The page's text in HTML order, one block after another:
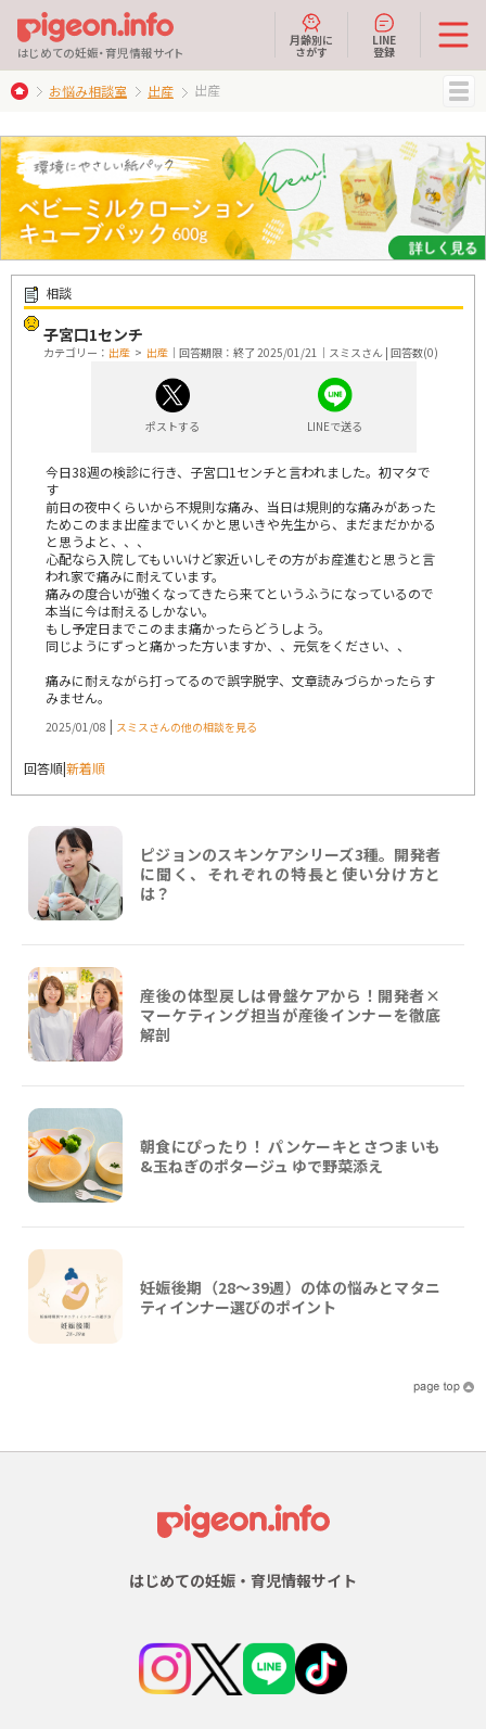
はじめての妊娠・育児情報サイト
月齢別に
さがす
LINE
登録
お悩み相談室 出産 出産
相談
子宮口1センチ
カテゴリー： 出産 > 出産 ｜回答期限：終了 2025/01/21｜スミスさん | 回答数(0)
ポストする LINEで送る
今日38週の検診に行き、子宮口1センチと言われました。初マタで
す
前日の夜中くらいから不規則な痛み、当日は規則的な痛みがあった
ためこのまま出産までいくかと思いきや先生から、まだまだかかる
と思うよと、、、
心配なら入院してもいいけど家近いしその方がお産進むと思うと言
われ家で痛みに耐えています。
痛みの度合いが強くなってきたら来てというふうになっているので
本当に今は耐えるしかない。
もし予定日までこのまま痛かったらどうしよう。
同じようにずっと痛かった方いますか、、元気をください、、
痛みに耐えながら打ってるので誤字脱字、文章読みづらかったらす
みません。
2025/01/08 | スミスさんの他の相談を見る
回答順|新着順
ピジョンのスキンケアシリーズ3種。開発者
に聞く、それぞれの特長と使い分け方と
は？
産後の体型戻しは骨盤ケアから！開発者×
マーケティング担当が産後インナーを徹底
解剖
朝食にぴったり！ パンケーキとさつまいも
&玉ねぎのポタージュ ゆで野菜添え
妊娠後期（28〜39週）の体の悩みとマタニ
ティインナー選びのポイント
はじめての妊娠・育児情報サイト